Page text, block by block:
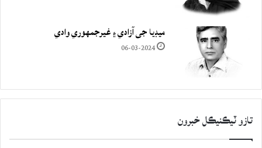
ميڊيا جي آزادي ۽ غيرجمھوري وادي
06-03-2024
تازو ٽيڪنيڪل خبرون